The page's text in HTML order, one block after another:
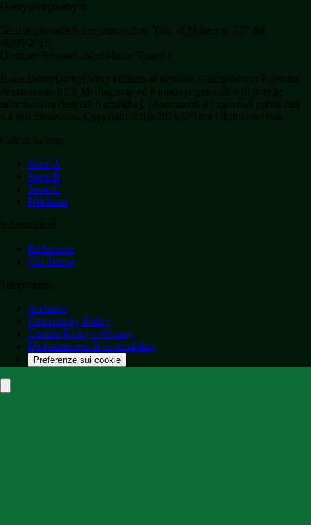
Serie A
Serie B
Serie C
Dilettanti
Redazione
Chi Siamo
Archivio
Community Policy
Cookie Policy e Privacy
Dichiarazione di accessibilità
Preferenze sui cookie